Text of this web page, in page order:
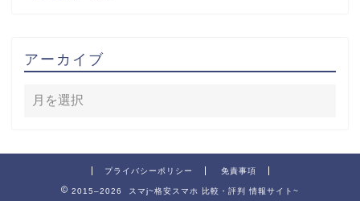
アーカイブ
プライバシーポリシー 免責事項
2015–2026 スマj~格安スマホ 比較・評判 情報サイト~